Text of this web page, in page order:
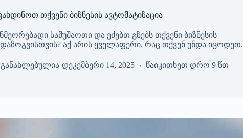
თქვენი ბიზნესის ავტომატიზაცია
სამუშაოთი და ეძებთ გზებს თქვენი ბიზნესის
აქ არის ყველაფერი, რაც თქვენ უნდა იცოდეთ.
განახლებულია დეკემბერი 14, 2025 წაიკითხეთ დრო 9 წთ